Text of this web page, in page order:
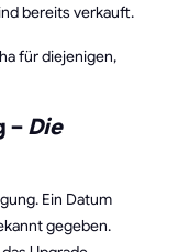
bereits verkauft.
für diejenigen,
–Die
Ein Datum
gegeben.